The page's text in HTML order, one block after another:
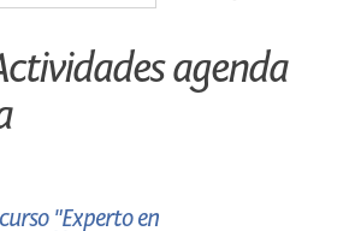
agenda
"Experto en